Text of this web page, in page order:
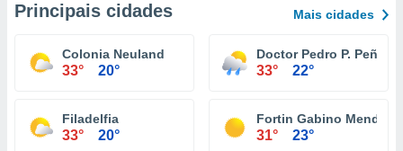
Principais cidades Mais cidades
Colonia Neuland
33° 20°
Doctor Pedro P. Peña
33° 22°
Filadelfia
33° 20°
Fortin Gabino Mendoza
31° 23°